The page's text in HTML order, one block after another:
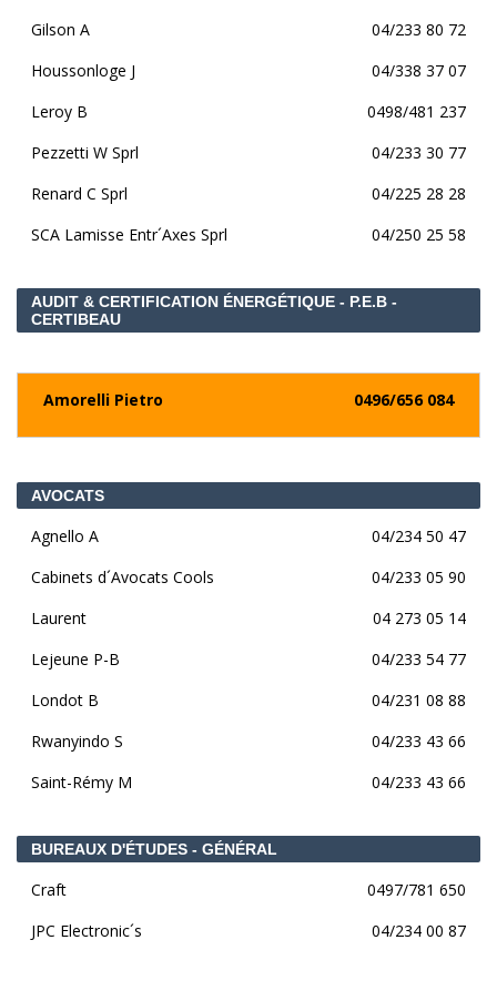
Gilson A
04/233 80 72
Houssonloge J
04/338 37 07
Leroy B
0498/481 237
Pezzetti W Sprl
04/233 30 77
Renard C Sprl
04/225 28 28
SCA Lamisse Entr´Axes Sprl
04/250 25 58
AUDIT & CERTIFICATION ÉNERGÉTIQUE - P.E.B -
CERTIBEAU
Amorelli Pietro 0496/656 084
AVOCATS
Agnello A
04/234 50 47
Cabinets d´Avocats Cools
04/233 05 90
Laurent
04 273 05 14
Lejeune P-B
04/233 54 77
Londot B
04/231 08 88
Rwanyindo S
04/233 43 66
Saint-Rémy M
04/233 43 66
BUREAUX D'ÉTUDES - GÉNÉRAL
Craft
0497/781 650
JPC Electronic´s
04/234 00 87